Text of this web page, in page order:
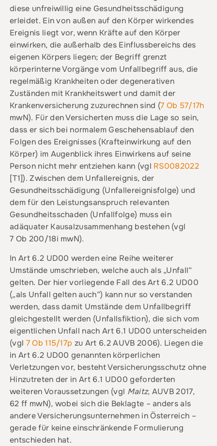
diese unfreiwillig eine Gesundheitsschädigung
erleidet. Ein von außen auf den Körper wirkendes
Ereignis liegt vor, wenn Kräfte auf den Körper
einwirken, die außerhalb des Einflussbereichs des
eigenen Körpers liegen; der Begriff grenzt
körperinterne Vorgänge vom Unfallbegriff aus, die
regelmäßig Krankheiten oder degenerativen
Zuständen mit Krankheitswert und damit der
Krankenversicherung zuzurechnen sind (7 Ob 57/17h
mwN). Für den Versicherten muss die Lage so sein,
dass er sich bei normalem Geschehensablauf den
Folgen des Ereignisses (Krafteinwirkung auf den
Körper) im Augenblick ihres Einwirkens auf seine
Person nicht mehr entziehen kann (vgl RS0082022
[T1]). Zwischen dem Unfallereignis, der
Gesundheitsschädigung (Unfallereignisfolge) und
dem für den Leistungsanspruch relevanten
Gesundheitsschaden (Unfallfolge) muss ein
adäquater Kausalzusammenhang bestehen (vgl
7 Ob 200/18i mwN).
In Art 6.2 UD00 werden eine Reihe weiterer
Umstände umschrieben, welche auch als „Unfall“
gelten. Der hier vorliegende Fall des Art 6.2 UD00
(„als Unfall gelten auch“) kann nur so verstanden
werden, dass damit Umstände dem Unfallbegriff
gleichgestellt werden (Unfallsfiktion), die sich vom
eigentlichen Unfall nach Art 6.1 UD00 unterscheiden
(vgl 7 Ob 115/17p zu Art 6.2 AUVB 2006). Liegen die
in Art 6.2 UD00 genannten körperlichen
Verletzungen vor, besteht Versicherungsschutz ohne
Hinzutreten der in Art 6.1 UD00 geforderten
weiteren Voraussetzungen (vgl Maitz, AUVB 2017,
62 ff mwN), wobei sich die Beklagte – anders als
andere Versicherungsunternehmen in Österreich –
gerade für keine einschränkende Formulierung
entschieden hat.